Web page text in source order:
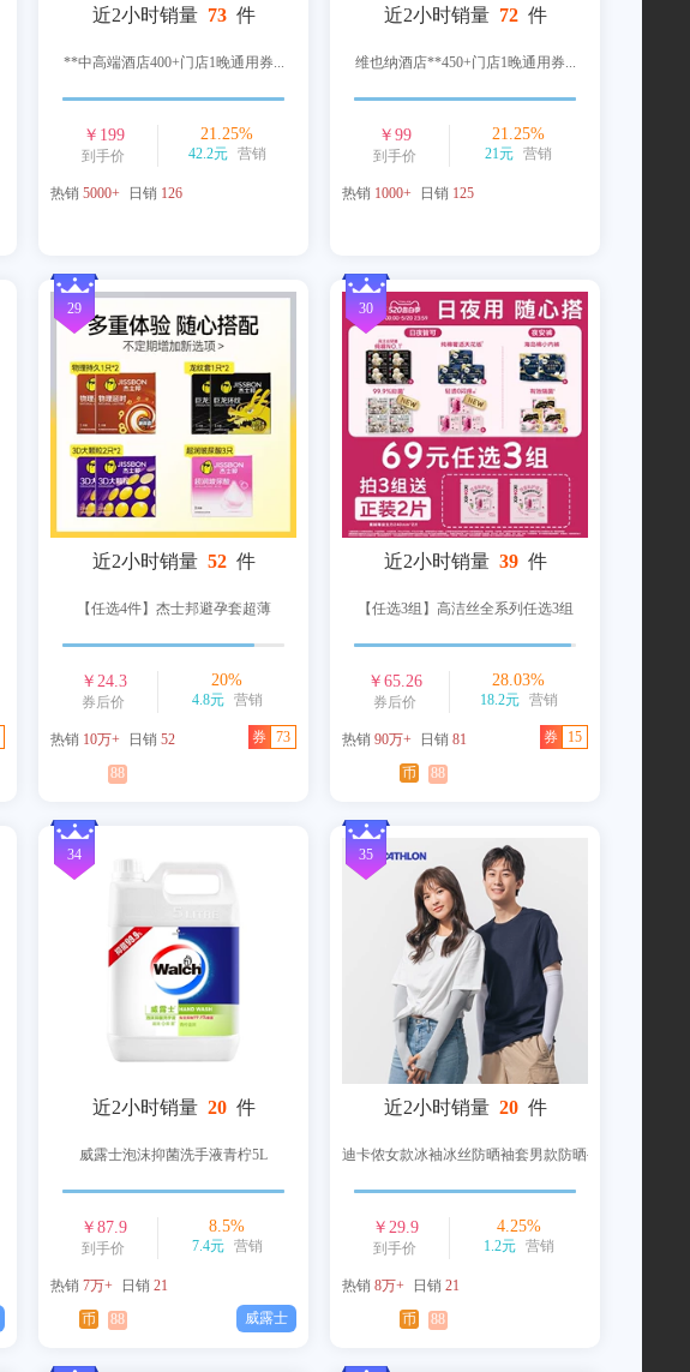
近2小时销量 73 件
**中高端酒店400+门店1晚通用券...
￥ 199
到手价
21.25%
42.2元 营销
热销 5000+ 日销 126
近2小时销量 72 件
维也纳酒店**450+门店1晚通用券...
￥99
到手价
21.25%
21元 营销
热销 1000+ 日销 125
29
近2小时销量 52 件
【任选4件】杰士邦避孕套超薄
￥ 24.3
券后价
20%
4.8元 营销
热销 10万+ 日销 52 券 73
88
30
近2小时销量 39 件
【任选3组】高洁丝全系列任选3组
￥65.26
券后价
28.03%
18.2元 营销
热销 90万+ 日销 81 券 15
币 88
34
近2小时销量 20 件
威露士泡沫抑菌洗手液青柠5L
￥ 87.9
到手价
8.5%
7.4元 营销
热销 7万+ 日销 21
币
88 威露士
35
近2小时销量 20 件
迪卡侬女款冰袖冰丝防晒袖套男款防晒手套
￥ 29.9
到手价
4.25%
1.2元 营销
热销 8万+ 日销 21
币
88